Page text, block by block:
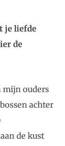
je liefde
de
mijn ouders
achter
de kust